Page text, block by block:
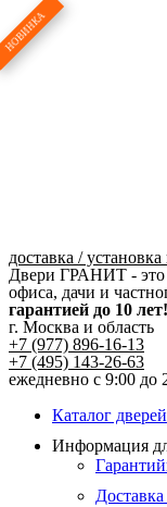
Перейти
к
содержимому
доставка /
Двери ГРАНИТ - это
офиса, дачи и
гарантией до 10 лет!
г. Москва и область
+7 (977) 896-16-13
+7 (495) 143-26-63
ежедневно с 9:00 до
Каталог дверей
Информация